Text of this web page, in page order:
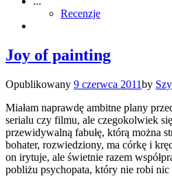
Recenzje
Joy of painting
Opublikowany 9 czerwca 2011by
Miałam naprawdę ambitne plany
serialu czy filmu, ale czegokolwiek
przewidywalną fabułę, którą można
bohater, rozwiedziony, ma córkę i
on irytuje, ale świetnie razem
pobliżu psychopata, który nie robi